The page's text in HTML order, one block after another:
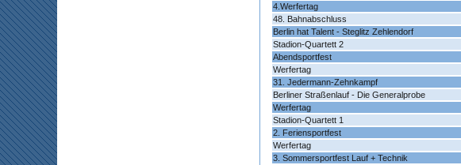
4.Werfertag
48. Bahnabschluss
Berlin hat Talent - Steglitz Zehlendorf
Stadion-Quartett 2
Abendsportfest
Werfertag
31. Jedermann-Zehnkampf
Berliner Straßenlauf - Die Generalprobe
Werfertag
Stadion-Quartett 1
2. Feriensportfest
Werfertag
3. Sommersportfest Lauf + Technik